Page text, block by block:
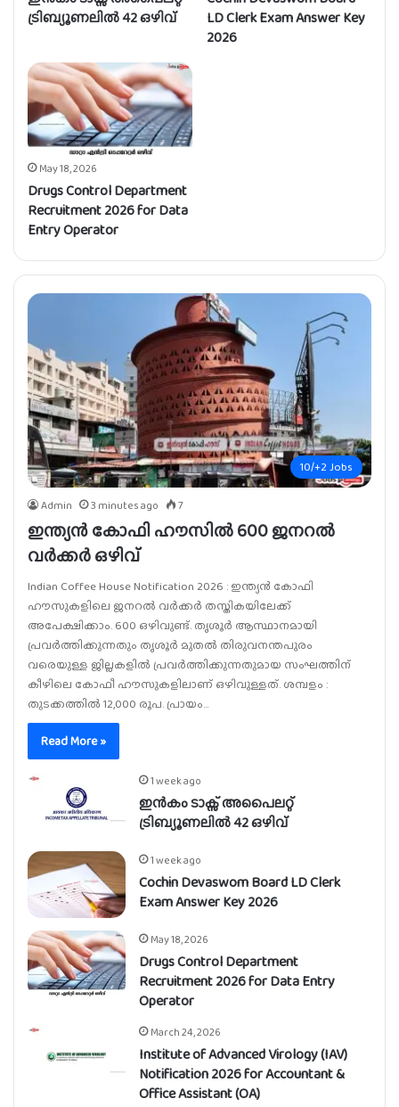
ട്രിബ്യൂണലിൽ 42 ഒഴിവ്
LD Clerk Exam Answer Key
2026
May 18, 2026
Drugs Control Department
Recruitment 2026 for Data
Entry Operator
10/+2 Jobs
Admin 3 minutes ago 7
ഇന്ത്യൻ കോഫി ഹൗസിൽ 600 ജനറൽ
വർക്കർ ഒഴിവ്
Indian Coffee House Notification 2026 : ഇന്ത്യൻ കോഫി
ഹൗസുകളിലെ ജനറൽ വർക്കർ തസ്തികയിലേക്ക്
അപേക്ഷിക്കാം. 600 ഒഴിവുണ്ട്. തൃശൂർ ആസ്ഥാനമായി
പ്രവർത്തിക്കുന്നതും തൃശൂർ മുതൽ തിരുവനന്തപുരം
വരെയുള്ള ജില്ലകളിൽ പ്രവർത്തിക്കുന്നതുമായ സംഘത്തിന്
കീഴിലെ കോഫീ ഹൗസുകളിലാണ് ഒഴിവുള്ളത്. ശമ്പളം :
തുടക്കത്തിൽ 12,000 രൂപ. പ്രായം…
Read More »
1 week ago
ഇൻകം ടാക്സ് അപൈലറ്റ്
ട്രിബ്യൂണലിൽ 42 ഒഴിവ്
1 week ago
Cochin Devaswom Board LD Clerk
Exam Answer Key 2026
May 18, 2026
Drugs Control Department
Recruitment 2026 for Data Entry
Operator
March 24, 2026
Institute of Advanced Virology (IAV)
Notification 2026 for Accountant &
Office Assistant (OA)